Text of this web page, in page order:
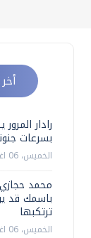
بسرعات جنونية
الخميس، 06 اغسطس 2026 09:21 ص
محمد
باسمك قد
ترتكبها
الخميس، 06 اغسطس 2026 09:01 ص